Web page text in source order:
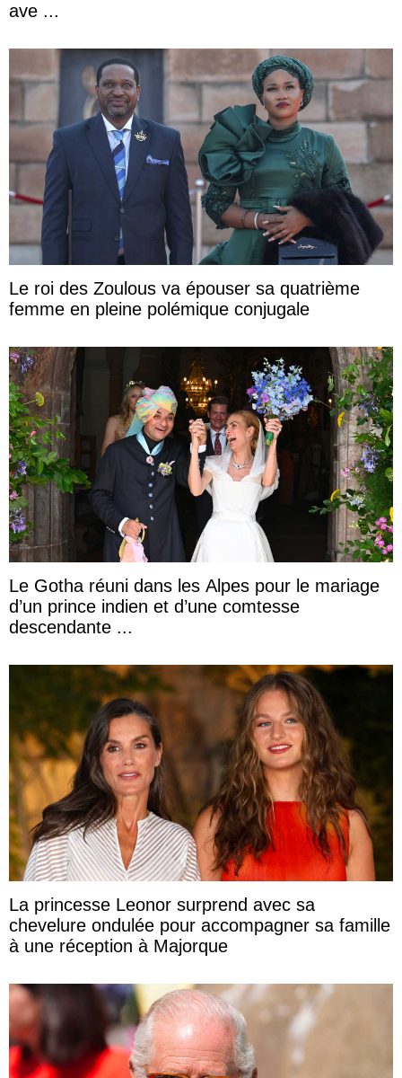
ave ...
Le roi des Zoulous va épouser sa quatrième
femme en pleine polémique conjugale
Le Gotha réuni dans les Alpes pour le mariage
d’un prince indien et d’une comtesse
descendante ...
La princesse Leonor surprend avec sa
chevelure ondulée pour accompagner sa famille
à une réception à Majorque